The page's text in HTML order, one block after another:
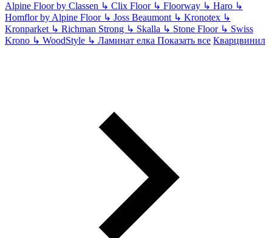
Alpine Floor by Classen ↳ Clix Floor ↳ Floorway ↳ Haro ↳
Homflor by Alpine Floor ↳ Joss Beaumont ↳ Kronotex ↳
Kronparket ↳ Richman Strong ↳ Skalla ↳ Stone Floor ↳ Swiss
Krono ↳ WoodStyle ↳ Ламинат елка Показать все Кварцвинил